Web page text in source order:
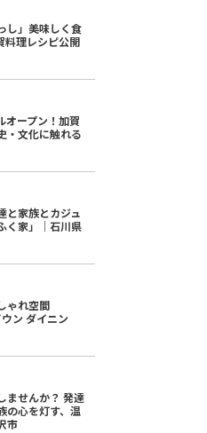
し」美味しく食
料理レシピ公開
オープン！加賀
・文化に触れる
と家族とカジュ
く家」｜石川県
ゃれ空間
ン ダイニン
ませんか？ 発達
の心を灯す、温
市